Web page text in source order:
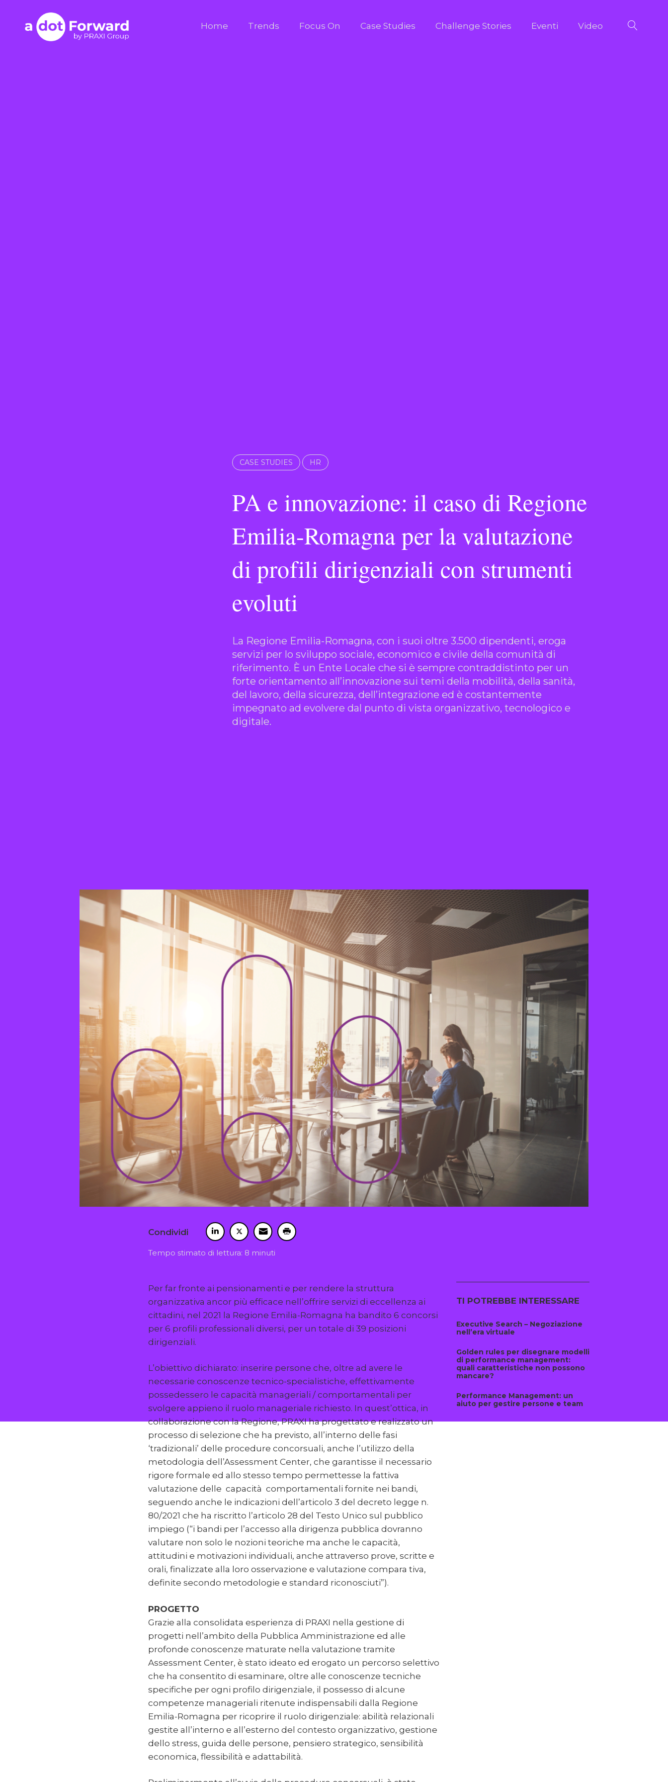
contentA Dot Forward Home Trends Focus On Case Studies Challenge Stories Eventi Video
CASE STUDIES HR
PA e innovazione: il caso di Regione
Emilia-Romagna per la valutazione
di profili dirigenziali con strumenti
evoluti
La Regione Emilia-Romagna, con i suoi oltre 3.500 dipendenti, eroga
servizi per lo sviluppo sociale, economico e civile della comunità di
riferimento. È un Ente Locale che si è sempre contraddistinto per un
forte orientamento all’innovazione sui temi della mobilità, della sanità,
del lavoro, della sicurezza, dell’integrazione ed è costantemente
impegnato ad evolvere dal punto di vista organizzativo, tecnologico e
digitale.
Condividi
Tempo stimato di lettura: 8 minuti
Per far fronte ai pensionamenti e per rendere la struttura
organizzativa ancor più efficace nell’offrire servizi di eccellenza ai
cittadini, nel 2021 la Regione Emilia-Romagna ha bandito 6 concorsi
per 6 profili professionali diversi, per un totale di 39 posizioni
dirigenziali.
L’obiettivo dichiarato: inserire persone che, oltre ad avere le
necessarie conoscenze tecnico-specialistiche, effettivamente
possedessero le capacità manageriali / comportamentali per
svolgere appieno il ruolo manageriale richiesto. In quest’ottica, in
collaborazione con la Regione, PRAXI ha progettato e realizzato un
processo di selezione che ha previsto, all’interno delle fasi
‘tradizionali’ delle procedure concorsuali, anche l’utilizzo della
metodologia dell’Assessment Center, che garantisse il necessario
rigore formale ed allo stesso tempo permettesse la fattiva
valutazione delle capacità comportamentali fornite nei bandi,
seguendo anche le indicazioni dell’articolo 3 del decreto legge n.
80/2021 che ha riscritto l’articolo 28 del Testo Unico sul pubblico
impiego (“i bandi per l’accesso alla dirigenza pubblica dovranno
valutare non solo le nozioni teoriche ma anche le capacità,
attitudini e motivazioni individuali, anche attraverso prove, scritte e
orali, finalizzate alla loro osservazione e valutazione compara tiva,
definite secondo metodologie e standard riconosciuti”).
PROGETTO
Grazie alla consolidata esperienza di PRAXI nella gestione di
progetti nell’ambito della Pubblica Amministrazione ed alle
profonde conoscenze maturate nella valutazione tramite
Assessment Center, è stato ideato ed erogato un percorso selettivo
che ha consentito di esaminare, oltre alle conoscenze tecniche
specifiche per ogni profilo dirigenziale, il possesso di alcune
competenze manageriali ritenute indispensabili dalla Regione
Emilia-Romagna per ricoprire il ruolo dirigenziale: abilità relazionali
gestite all’interno e all’esterno del contesto organizzativo, gestione
dello stress, guida delle persone, pensiero strategico, sensibilità
economica, flessibilità e adattabilità.
TI POTREBBE INTERESSARE
Executive Search – Negoziazione
nell’era virtuale
Golden rules per disegnare modelli
di performance management:
quali caratteristiche non possono
mancare?
Performance Management: un
aiuto per gestire persone e team